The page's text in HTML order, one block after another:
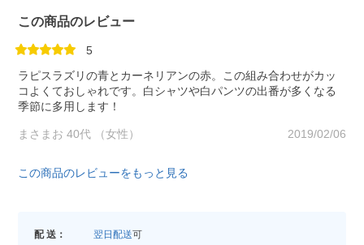
この商品のレビュー
5
ラピスラズリの青とカーネリアンの赤。この組み合わせがカッ
コよくておしゃれです。白シャツや白パンツの出番が多くなる
季節に多用します！
まさまお 40代 （女性） 2019/02/06
この商品のレビューをもっと見る
配 送： 翌日配送可